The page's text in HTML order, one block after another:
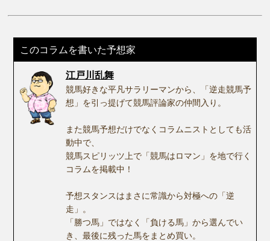
このコラムを書いた予想家
江戸川乱舞
競馬好きな平凡サラリーマンから、「逆走競馬予
想」を引っ提げて競馬評論家の仲間入り。
また競馬予想だけでなくコラムニストとしても活
動中で、
競馬スピリッツ上で「競馬はロマン」を地で行く
コラムを掲載中！
予想スタンスはまさに常識から対極への「逆
走」。
「勝つ馬」ではなく「負ける馬」から選んでい
き、最後に残った馬をまとめ買い。